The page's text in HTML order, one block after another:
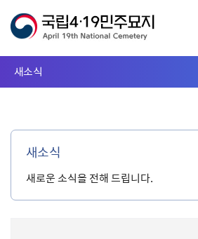
새소식
새소식
새로운 소식을 전해 드립니다.